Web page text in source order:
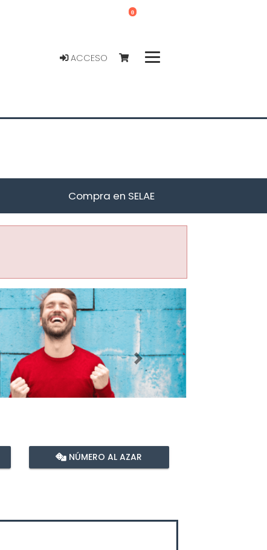
ACCESO
0
Compra en SELAE
Imagen siguiente
NÚMERO AL AZAR